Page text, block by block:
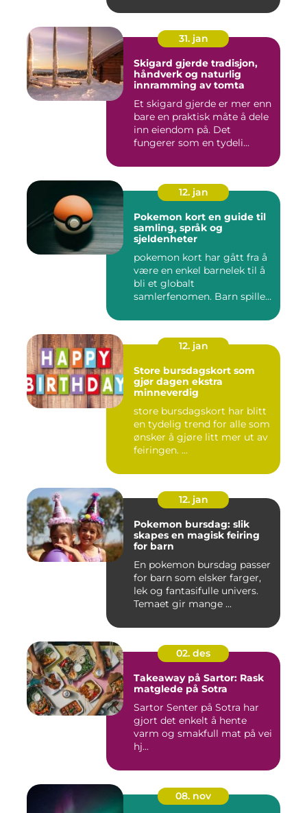
31. jan
Skigard gjerde tradisjon,
håndverk og naturlig
innramming av tomta
Et skigard gjerde er mer enn
bare en praktisk måte å dele
inn eiendom på. Det
fungerer som en tydeli...
12. jan
Pokemon kort en guide til
samling, språk og
sjeldenheter
pokemon kort har gått fra å
være en enkel barnelek til å
bli et globalt
samlerfenomen. Barn spiller
12. jan
Store bursdagskort som
gjør dagen ekstra
minneverdig
store bursdagskort har blitt
en tydelig trend for alle som
ønsker å gjøre litt mer ut av
feiringen. ...
12. jan
Pokemon bursdag: slik
skapes en magisk feiring
for barn
En pokemon bursdag passer
for barn som elsker farger,
lek og fantasifulle univers.
Temaet gir mange ...
02. des
Takeaway på Sartor: Rask
matglede på Sotra
Sartor Senter på Sotra har
gjort det enkelt å hente
varm og smakfull mat på vei
hj...
08. nov